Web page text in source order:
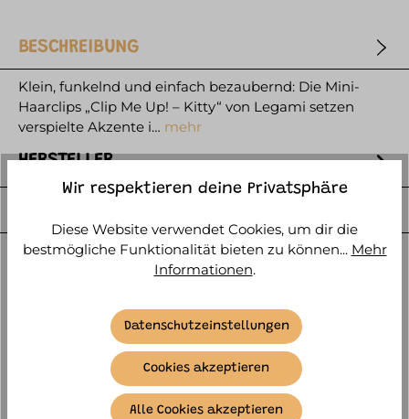
BESCHREIBUNG
Klein, funkelnd und einfach bezaubernd: Die Mini-
Haarclips „Clip Me Up! – Kitty“ von Legami setzen
verspielte Akzente i… mehr
HERSTELLER
ÄHNLICHE ARTIKEL
Wir respektieren deine Privatsphäre
Diese Website verwendet Cookies, um dir die
bestmögliche Funktionalität bieten zu können... Mehr
Informationen.
Datenschutzeinstellungen
Cookies akzeptieren
Alle Cookies akzeptieren